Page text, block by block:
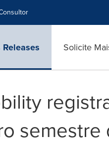
Releases Solicite
semestre